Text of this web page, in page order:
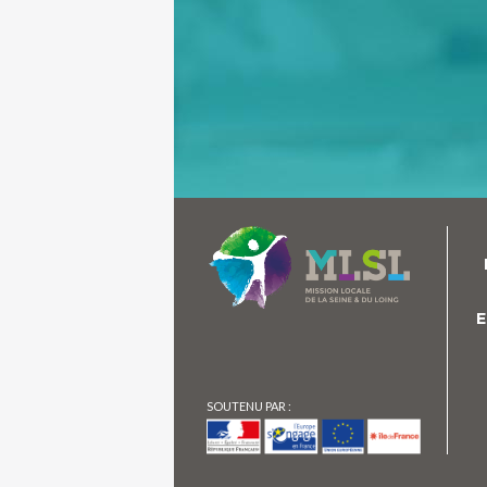
SOUTENU PAR :